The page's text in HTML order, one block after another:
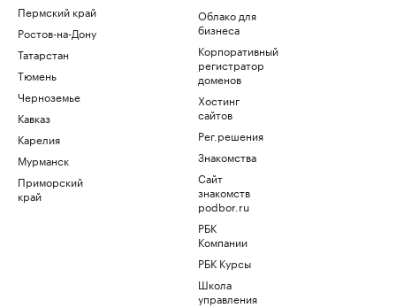
Пермский край
Ростов-на-Дону
Татарстан
Тюмень
Черноземье
Кавказ
Карелия
Мурманск
Приморский
край
Облако для
бизнеса
Корпоративный
регистратор
доменов
Хостинг
сайтов
Рег.решения
Знакомства
Сайт
знакомств
podbor.ru
РБК
Компании
РБК Курсы
Школа
управления